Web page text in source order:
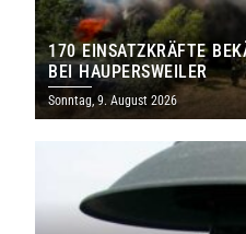
170 EINSATZKRÄFTE
EI HAUPERSWEILER
Sonntag, 9. August 2026